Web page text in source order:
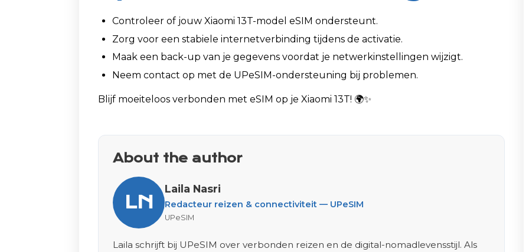
Controleer of jouw Xiaomi 13T-model eSIM ondersteunt.
Zorg voor een stabiele internetverbinding tijdens de activatie.
Maak een back-up van je gegevens voordat je netwerkinstellingen wijzigt.
Neem contact op met de UPeSIM-ondersteuning bij problemen.
Blijf moeiteloos verbonden met eSIM op je Xiaomi 13T! 🌍✨
About the author
LN
Laila Nasri
Redacteur reizen & connectiviteit — UPeSIM
UPeSIM
Laila schrijft bij UPeSIM over verbonden reizen en de digital-nomadlevensstijl. Als